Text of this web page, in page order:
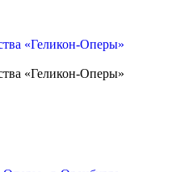
«Геликон-Оперы»
«Геликон-Оперы»